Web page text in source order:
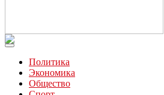
Читайте последние новости дня в
Политика
Экономика
Общество